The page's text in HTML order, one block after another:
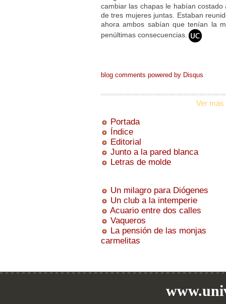
cambiar las chapas le habían
de tres mujeres juntas. Estaban
ahora ambos sabían que tenían la
penúltimas consecuencias.
blog comments powered by Disqus
Ver más
Portada
Índice
Editorial
Junto a la pared blanca
Letras de molde
Un milagro para Diógenes
Un club a la intemperie
Acuario entre dos calles
Vaqueros
La pensión de las monjas
carmelitas